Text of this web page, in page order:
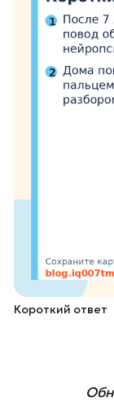
Короткий ответ